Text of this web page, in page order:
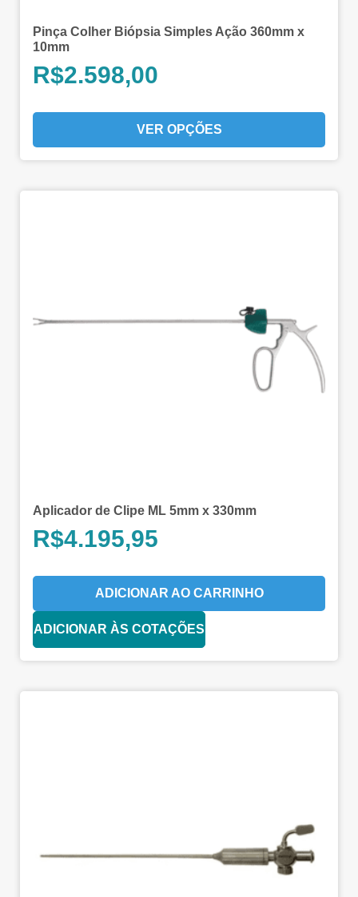
Pinça Colher Biópsia Simples Ação 360mm x
10mm
R$2.598,00
VER OPÇÕES
Aplicador de Clipe ML 5mm x 330mm
R$4.195,95
ADICIONAR AO CARRINHO
ADICIONAR ÀS COTAÇÕES